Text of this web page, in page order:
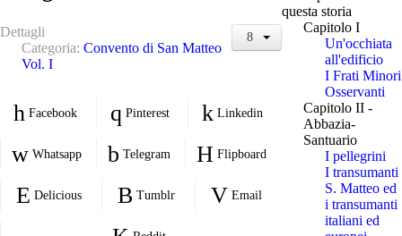
Dettagli
Categoria: Convento di San Matteo
Vol. I
Facebook Pinterest Linkedin
Whatsapp Telegram Flipboard
Delicious Tumblr Email
questa storia
Capitolo I
Un'occhiata
all'edificio
I Frati Minori
Osservanti
Capitolo II -
Abbazia-
Santuario
I pellegrini
I transumanti
S. Matteo ed
i transumanti
italiani ed